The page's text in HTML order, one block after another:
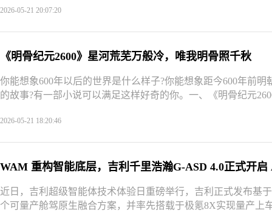
2026-05-21 20:07:20
《明骨纪元2600》星河荒芜万般冷，唯我明骨照千秋
你能想象600年以后的世界是什么样子?你能想象距今600年前
的故事?有一部小说可以满足这样好奇的你。一、《明骨纪元
2026-05-21 18:20:46
WAM 重构智能底层，吉利千里浩瀚G-ASD 4.0正式开
近日，吉利超级智能体技术体验日重磅举行，吉利正式发布基
个可量产舱驾原生融合方案，并率先搭载于极氪8X实现量产上